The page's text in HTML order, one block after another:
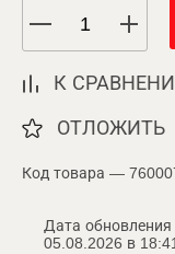
К
ОТЛОЖИТЬ
Код товара —
Дата
05.08.2026 в 18:41